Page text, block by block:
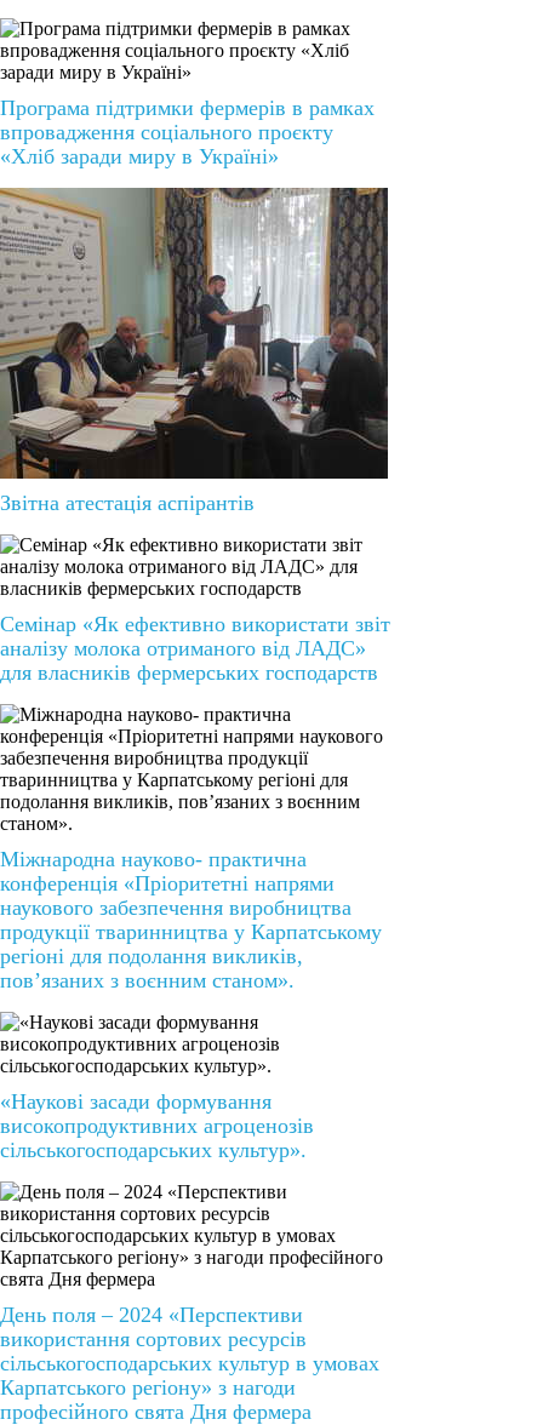
Програма підтримки фермерів в рамках
впровадження соціального проєкту
«Хліб заради миру в Україні»
Звітна атестація аспірантів
Семінар «Як ефективно використати звіт
аналізу молока отриманого від ЛАДС»
для власників фермерських господарств
Міжнародна науково- практична
конференція «Пріоритетні напрями
наукового забезпечення виробництва
продукції тваринництва у Карпатському
регіоні для подолання викликів,
пов’язаних з воєнним станом».
«Наукові засади формування
високопродуктивних агроценозів
сільськогосподарських культур».
День поля – 2024 «Перспективи
використання сортових ресурсів
сільськогосподарських культур в умовах
Карпатського регіону» з нагоди
професійного свята Дня фермера